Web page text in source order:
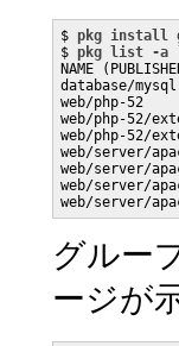
$ pkg install
$ pkg list -a
NAME
database/
web/php-
web/php-
web/php-52/
web/server/
web/server/
web/server/
グルー
ージが